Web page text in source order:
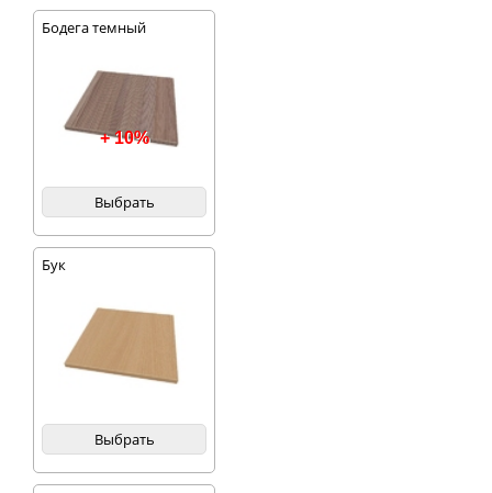
Бодега темный
+ 10%
Выбрать
Бук
Выбрать